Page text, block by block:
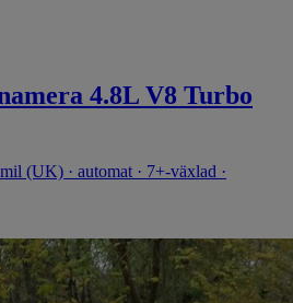
4.8L V8 Turbo
(UK) · automat · 7+-växlad ·